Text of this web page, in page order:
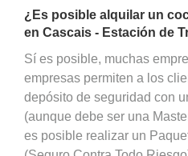
¿Es posible alquilar un
en Cascais - Estación de
Sí es posible, muchas
empresas permiten a los
depósito de seguridad con
(aunque debe ser una
es posible realizar un